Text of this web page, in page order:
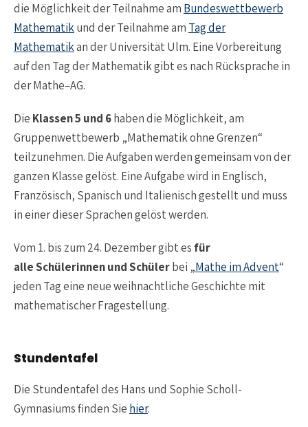
die Möglichkeit der Teilnahme am Bundeswettbewerb
Mathematikund der Teilnahme am Tag der
Mathematikan der Universität Ulm. Eine Vorbereitung
auf den Tag der Mathematik gibt es nach Rücksprache in
der Mathe–AG.
Die Klassen 5 und 6haben die Möglichkeit, am
Gruppenwettbewerb „Mathematik ohne Grenzen“
teilzunehmen. Die Aufgaben werden gemeinsam von der
ganzen Klasse gelöst. Eine Aufgabe wird in Englisch,
Französisch, Spanisch und Italienisch gestellt und muss
in einer dieser Sprachen gelöst werden.
Vom 1. bis zum 24. Dezember gibt es für
alleSchülerinnen und Schülerbei „Mathe im Advent“
jeden Tag eine neue weihnachtliche Geschichte mit
mathematischer Fragestellung.
Stundentafel
Die Stundentafel des Hans und Sophie Scholl-
Gymnasiums finden Sie hier.